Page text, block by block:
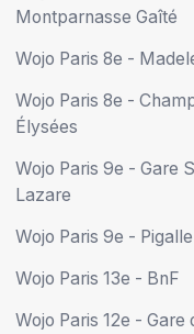
Montparnasse Gaîté
Wojo Paris 8e -
Wojo Paris 8e -
Élysées
Wojo Paris 9e - Gare
Lazare
Wojo Paris 9e - Pigalle
Wojo Paris 13e - BnF
Wojo Paris 12e - Gare